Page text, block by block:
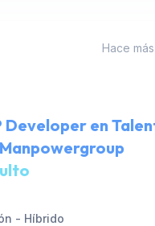
Hace
Developer en
- Híbrido